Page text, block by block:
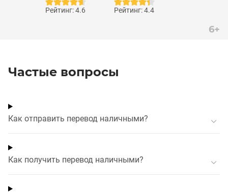
Рейтинг: 4.6 Рейтинг: 4.4
6+
Частые вопросы
Как отправить перевод наличными?
Как получить перевод наличными?